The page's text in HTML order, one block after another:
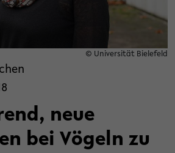
© Universität Bielefeld
neue
bei Vögeln zu